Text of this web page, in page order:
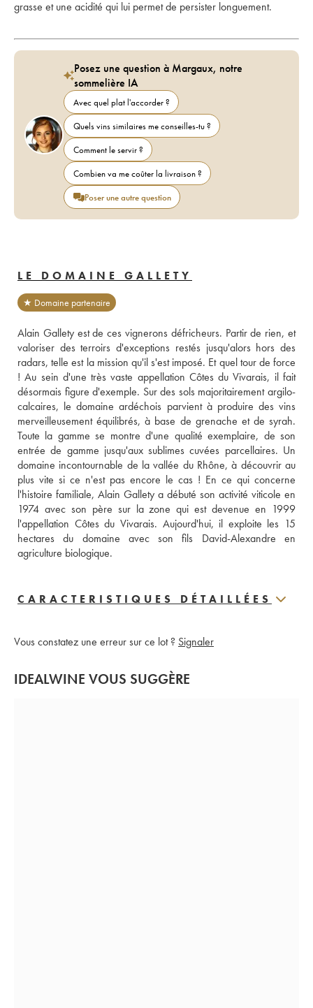
Posez une question à Margaux, notre
sommelière IA
Avec quel plat l'accorder ?
Quels vins similaires me conseilles-tu ?
Comment le servir ?
Combien va me coûter la livraison ?
Poser une autre question
LE DOMAINE GALLETY
★ Domaine partenaire
Alain Gallety est de ces vignerons défricheurs. Partir de rien, et
valoriser des terroirs d'exceptions restés jusqu'alors hors des
radars, telle est la mission qu'il s'est imposé. Et quel tour de force
! Au sein d'une très vaste appellation Côtes du Vivarais, il fait
désormais figure d'exemple. Sur des sols majoritairement argilo-
calcaires, le domaine ardéchois parvient à produire des vins
merveilleusement équilibrés, à base de grenache et de syrah.
Toute la gamme se montre d'une qualité exemplaire, de son
entrée de gamme jusqu'aux sublimes cuvées parcellaires. Un
domaine incontournable de la vallée du Rhône, à découvrir au
plus vite si ce n'est pas encore le cas ! En ce qui concerne
l'histoire familiale, Alain Gallety a débuté son activité viticole en
1974 avec son père sur la zone qui est devenue en 1999
l'appellation Côtes du Vivarais. Aujourd'hui, il exploite les 15
hectares du domaine avec son fils David-Alexandre en
agriculture biologique.
CARACTERISTIQUES DÉTAILLÉES
Vous constatez une erreur sur ce lot ? Signaler
IDEALWINE VOUS SUGGÈRE